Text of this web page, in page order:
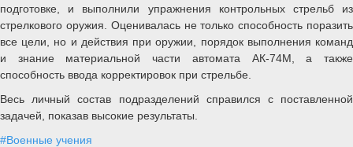
подготовке, и выполнили упражнения контрольных стрельб из
стрелкового оружия. Оценивалась не только способность поразить
все цели, но и действия при оружии, порядок выполнения команд
и знание материальной части автомата АК-74М, а также
способность ввода корректировок при стрельбе.
Весь личный состав подразделений справился с поставленной
задачей, показав высокие результаты.
#Военные учения